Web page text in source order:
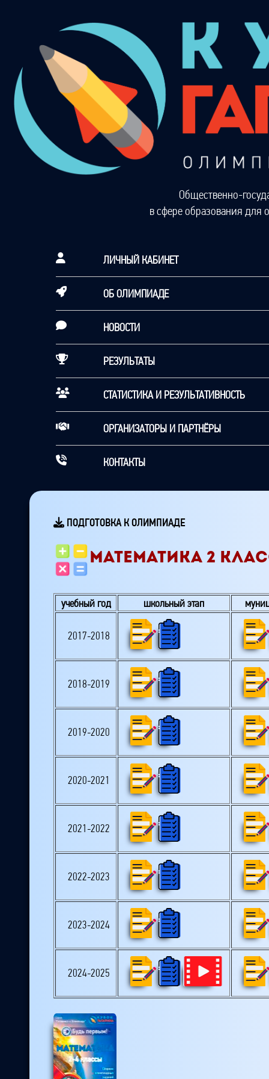
Общественно-
в сфере образования для
ЛИЧНЫЙ КАБИНЕТ
ОБ ОЛИМПИАДЕ
НОВОСТИ
РЕЗУЛЬТАТЫ
СТАТИСТИКА И РЕЗУЛЬТАТИВНОСТЬ
ОРГАНИЗАТОРЫ И ПАРТНЁРЫ
КОНТАКТЫ
ПОДГОТОВКА К ОЛИМПИАДЕ
МАТЕМАТИКА 2
учебный год школьный этап
2017-2018
2018-2019
2019-2020
2020-2021
2021-2022
2022-2023
2023-2024
2024-2025